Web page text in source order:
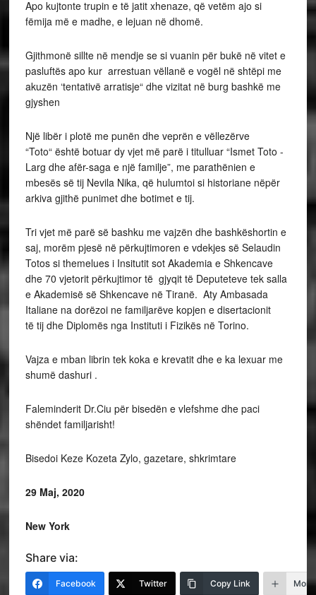
Apo kujtonte trupin e të jatit xhenaze, që vetëm ajo si
fëmija më e madhe, e lejuan në dhomë.
Gjithmonë sillte në mendje se si vuanin për bukë në vitet e
pasluftës apo kur arrestuan vëllanë e vogël në shtëpi me
akuzën ‘tentativë arratisje“ dhe vizitat në burg bashkë me
gjyshen
Një libër i plotë me punën dhe veprën e vëllezërve
“Toto“ është botuar dy vjet më parë i titulluar “Ismet Toto -
Larg dhe afër-saga e një familje”, me parathënien e
mbesës së tij Nevila Nika, që hulumtoi si historiane nëpër
arkiva gjithë punimet dhe botimet e tij.
Tri vjet më parë së bashku me vajzën dhe bashkëshortin e
saj, morëm pjesë në përkujtimoren e vdekjes së Selaudin
Totos si themelues i Insitutit sot Akademia e Shkencave
dhe 70 vjetorit përkujtimor të gjyqit të Deputeteve tek salla
e Akademisë së Shkencave në Tiranë. Aty Ambasada
Italiane na dorëzoi ne familjarëve kopjen e disertacionit
të tij dhe Diplomës nga Instituti i Fizikës në Torino.
Vajza e mban librin tek koka e krevatit dhe e ka lexuar me
shumë dashuri .
Faleminderit Dr.Ciu për bisedën e vlefshme dhe paci
shëndet familjarisht!
Bisedoi Keze Kozeta Zylo, gazetare, shkrimtare
29 Maj, 2020
New York
Share via:
Facebook Twitter Copy Link More